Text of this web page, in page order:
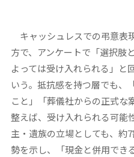
キャッシュレスでの弔意表
方で、アンケートで「選択肢
よっては受け入れられる」と
いう。抵抗感を持つ層でも、
こと」「葬儀社からの正式な
整えば、受け入れられる可能
主・遺族の立場としても、約
勢を示し、「現金と併用でき